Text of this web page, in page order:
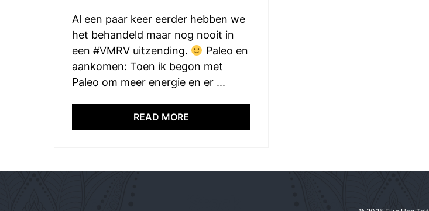
Al een paar keer eerder hebben we
het behandeld maar nog nooit in
een #VMRV uitzending.
Paleo en
aankomen: Toen ik begon met
Paleo om meer energie en er ...
READ MORE